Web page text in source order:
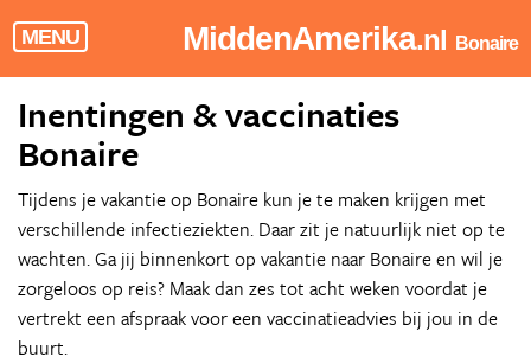
MENU MiddenAmerika.nl Bonaire
Inentingen & vaccinaties
Bonaire
Tijdens je vakantie op Bonaire kun je te maken krijgen met
verschillende infectieziekten. Daar zit je natuurlijk niet op te
wachten. Ga jij binnenkort op vakantie naar Bonaire en wil je
zorgeloos op reis? Maak dan zes tot acht weken voordat je
vertrekt een afspraak voor een vaccinatieadvies bij jou in de
buurt.